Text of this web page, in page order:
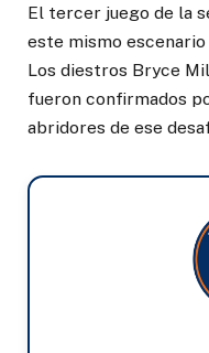
El tercer juego de la
este mismo escenario
Los diestros Bryce
fueron confirmados
abridores de ese